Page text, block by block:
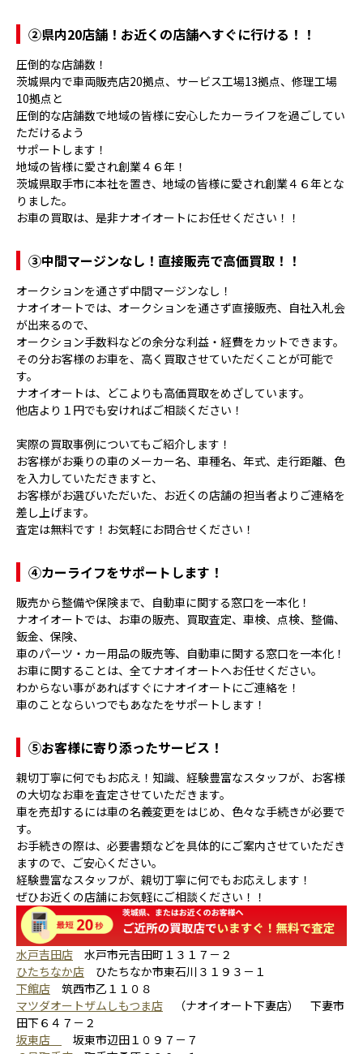
②県内20店舗！お近くの店舗へすぐに行ける！！
圧倒的な店舗数！
茨城県内で車両販売店20拠点、サービス工場13拠点、修理工場
10拠点と
圧倒的な店舗数で地域の皆様に安心したカーライフを過ごしてい
ただけるよう
サポートします！
地域の皆様に愛され創業４６年！
茨城県取手市に本社を置き、地域の皆様に愛され創業４６年とな
りました。
お車の買取は、是非ナオイオートにお任せください！！
③中間マージンなし！直接販売で高価買取！！
オークションを通さず中間マージンなし！
ナオイオートでは、オークションを通さず直接販売、自社入札会
が出来るので、
オークション手数料などの余分な利益・経費をカットできます。
その分お客様のお車を、高く買取させていただくことが可能で
す。
ナオイオートは、どこよりも高価買取をめざしています。
他店より１円でも安ければご相談ください！
実際の買取事例についてもご紹介します！
お客様がお乗りの車のメーカー名、車種名、年式、走行距離、色
を入力していただきますと、
お客様がお選びいただいた、お近くの店舗の担当者よりご連絡を
差し上げます。
査定は無料です！お気軽にお問合せください！
④カーライフをサポートします！
販売から整備や保険まで、自動車に関する窓口を一本化！
ナオイオートでは、お車の販売、買取査定、車検、点検、整備、
鈑金、保険、
車のパーツ・カー用品の販売等、自動車に関する窓口を一本化！
お車に関することは、全てナオイオートへお任せください。
わからない事があればすぐにナオイオートにご連絡を！
車のことならいつでもあなたをサポートします！
⑤お客様に寄り添ったサービス！
親切丁寧に何でもお応え！知識、経験豊富なスタッフが、お客様
の大切なお車を査定させていただきます。
車を売却するには車の名義変更をはじめ、色々な手続きが必要で
す。
お手続きの際は、必要書類などを具体的にご案内させていただき
ますので、ご安心ください。
経験豊富なスタッフが、親切丁寧に何でもお応えします！
ぜひお近くの店舗にお気軽にご相談ください！！
水戸吉田店 水戸市元吉田町１３１７－２
ひたちなか店 ひたちなか市東石川３１９３－１
下館店 筑西市乙１１０８
マツダオートザムしもつま店 （ナオイオート下妻店） 下妻市
田下６４７－２
坂東店
坂東市辺田１０９７－７